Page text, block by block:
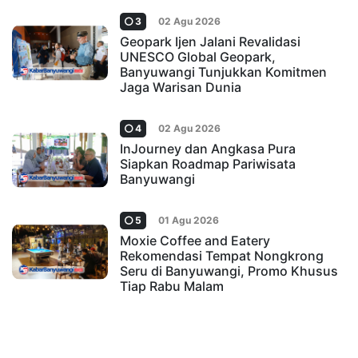
3 02 Agu 2026
Geopark Ijen Jalani Revalidasi
UNESCO Global Geopark,
Banyuwangi Tunjukkan Komitmen
Jaga Warisan Dunia
4 02 Agu 2026
InJourney dan Angkasa Pura
Siapkan Roadmap Pariwisata
Banyuwangi
5 01 Agu 2026
Moxie Coffee and Eatery
Rekomendasi Tempat Nongkrong
Seru di Banyuwangi, Promo Khusus
Tiap Rabu Malam